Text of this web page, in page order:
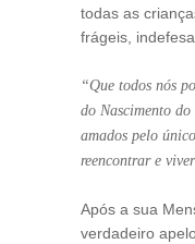
todas as
frágeis,
“Que todos nós
do Nascimento
amados pelo
reencontrar e
Após a sua
verdadeiro